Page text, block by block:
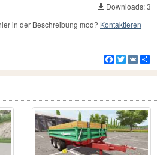
Downloads: 3
in der Beschreibung mod? Kontaktieren
Facebook
Twitter
VK